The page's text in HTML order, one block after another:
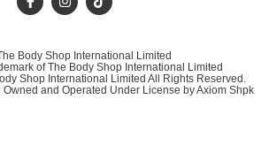
Body Shop International Limited
of The Body Shop International Limited
Shop International Limited All Rights Reserved.
and Operated Under License byAxiom Shpk